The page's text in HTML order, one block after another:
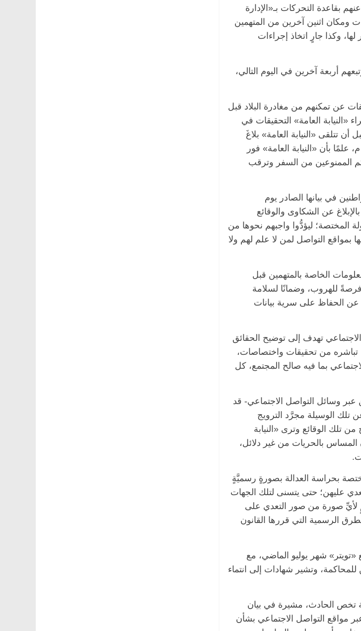
بقاعدة التحركات بـ«الإدارة
ومكان اثنين آخرين من المتهمين
وكذا جارٍ اتخاذ إجراءات
أنه غادر اثنان من المتهمين البلاد بتاريخ 27 يوليو 2020 م، وتبعهم أربعة آخرين في اليوم التالي،
عن تمكنهم من مغادرة البلاد قبل
«النيابة العامة» التحقيقات في
أن تتلقى «النيابة العامة» بلاغَ
المجني عليها الذي تقدمت به إلى المجلس المذكور يوم 8 إبريل 2020 م، علمًا بأن «النيابة العامة» فور
الممنوعين من السفر وترقب
في بيانها الصادر يوم
عن الشكاوى والوقائع
المختصة؛ ليؤدُّوا واجبهم نحوها من
بمواقع التواصل لمن لا علم لهم ولا
الخاصة بالمتهمين قبل
للهروب، وضمانًا لسلامة
عن الحفاظ على سرية بيانات
تهدف إلى توضيح الحقائق
تباشره من تحقيقات واختصاصات،
بما فيه صالح المجتمع، كل
عبر وسائل التواصل الاجتماعي- قد
تلك الوسيلة مجرَّد الترويج
تلك الوقائع وترى «النيابة
المساس بالحريات من غير دلائل،
بحراسة العدالة بصورةٍ رسميَّةٍ
عليهن؛ حتى يتسنى لتلك الجهات
لأيِّ صورة من صور التعدي على
الرسمية التي قررها القانون
شهر يوليو الماضي، مع
وتشير شهادات إلى انتماء
تخص الحادث، مشيرة في بيان
مواقع التواصل الاجتماعي بشأن